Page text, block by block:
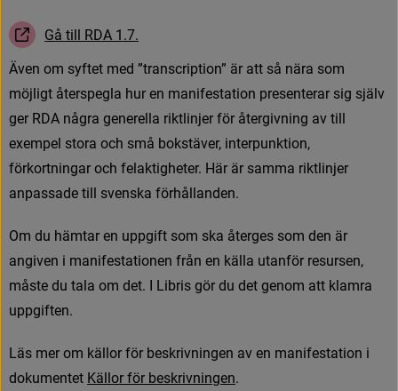
Gå till RDA 1 .7.
(Län till annan webb
Även om syftet med ”transcription” är att så nära som
möjligt återspegla hur en manifestation presenterar sig själv
ger RDA några generella riktlinjer för återgivning av till
exempel stora och små bokstäver, interpunktion,
förkortningar och felaktigheter. Här är samma riktlinjer
anpassade till svenska förhållanden.
Om du hämtar en uppgift som ska återges som den är
angiven i manifestationen från en källa utanför resursen,
måste du tala om det. I Libris gör du det genom att klamra
uppgiften.
Läs mer om källor för beskrivningen av en manifestation i
dokumentet Källor för beskrivningen.